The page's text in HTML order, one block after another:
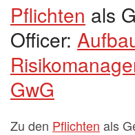
Pflichten als
Officer:
GwG
Zu den Pflichten als